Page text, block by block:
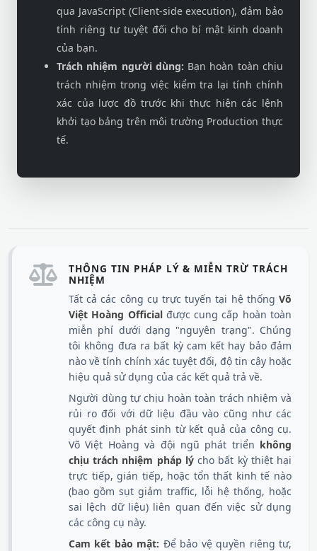
qua JavaScript (Client-side execution), đảm bảo
tính riêng tư tuyệt đối cho bí mật kinh doanh
của bạn.
Trách nhiệm người dùng: Bạn hoàn toàn chịu
trách nhiệm trong việc kiểm tra lại tính chính
xác của lược đồ trước khi thực hiện các lệnh
khởi tạo bảng trên môi trường Production thực
tế.
THÔNG TIN PHÁP LÝ & MIỄN TRỪ TRÁCH
NHIỆM
Tất cả các công cụ trực tuyến tại hệ thống Võ
Việt Hoàng Officialđược cung cấp hoàn toàn
miễn phí dưới dạng "nguyên trạng". Chúng
tôi không đưa ra bất kỳ cam kết hay bảo đảm
nào về tính chính xác tuyệt đối, độ tin cậy hoặc
hiệu quả sử dụng của các kết quả trả về.
Người dùng tự chịu hoàn toàn trách nhiệm và
rủi ro đối với dữ liệu đầu vào cũng như các
quyết định phát sinh từ kết quả của công cụ.
Võ Việt Hoàng và đội ngũ phát triển không
chịu trách nhiệm pháp lýcho bất kỳ thiệt hại
trực tiếp, gián tiếp, hoặc tổn thất kinh tế nào
(bao gồm sụt giảm traffic, lỗi hệ thống, hoặc
sai lệch dữ liệu) liên quan đến việc sử dụng
các công cụ này.
Cam kết bảo mật: Để bảo vệ quyền riêng tư,